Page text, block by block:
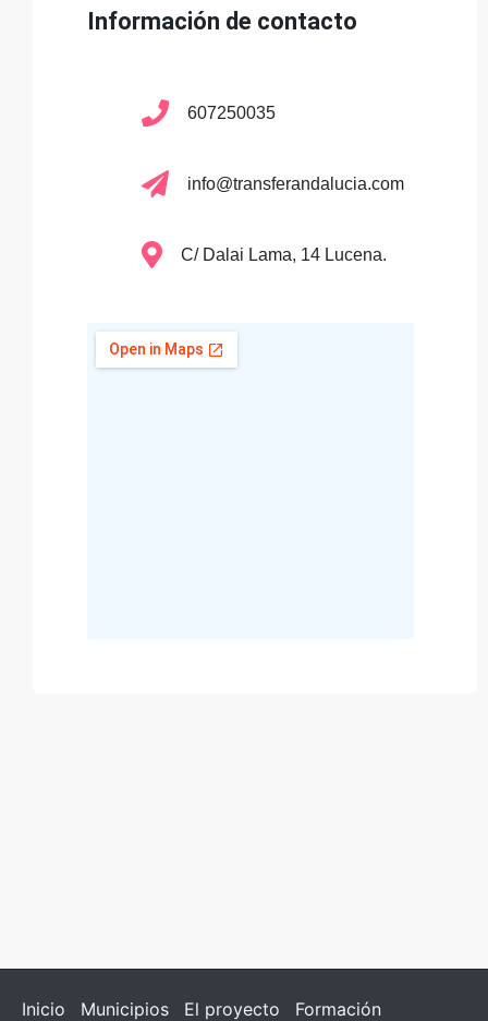
Información de contacto
607250035
info@transferandalucia.com
C/ Dalai Lama, 14 Lucena.
Inicio Municipios El proyecto Formación